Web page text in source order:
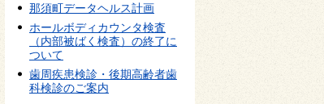
那須町データヘルス計画
ホールボディカウンタ検査
（内部被ばく検査）の終了に
ついて
歯周疾患検診・後期高齢者歯
科検診のご案内